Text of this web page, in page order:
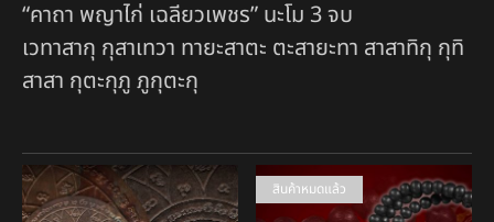
“คาถา พญาไก่ เฉลียวเพชร” นะโม 3 จบ
เวทาสากุ กุสาเทวา ทายะสาตะ ตะสายะทา สาสาทิกุ กุทิ
สาสา กุตะกุภู ภูกุตะกุ
สินค้าหมดแล้ว